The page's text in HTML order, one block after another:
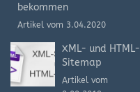
bekommen
Artikel vom 3.04.2020
XML- und HTML-
Sitemap
Artikel vom